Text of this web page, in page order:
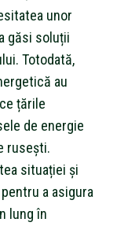
unor
găsi soluții
Totodată,
au
țările
de energie
rusești.
situației și
a asigura
lung în